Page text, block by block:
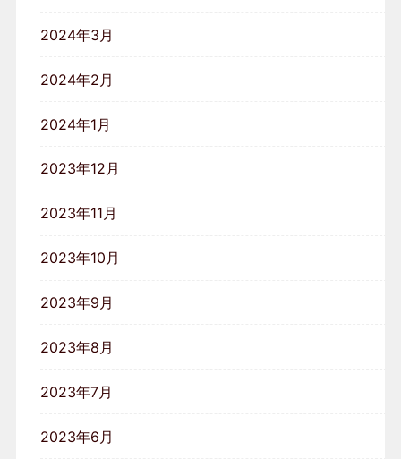
2024年3月
2024年2月
2024年1月
2023年12月
2023年11月
2023年10月
2023年9月
2023年8月
2023年7月
2023年6月